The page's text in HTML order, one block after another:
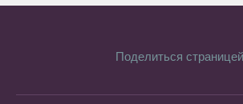
Поделиться страницей